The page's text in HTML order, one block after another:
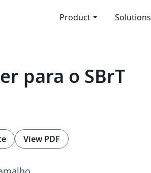
Product Solutions
para o SBrT
View PDF